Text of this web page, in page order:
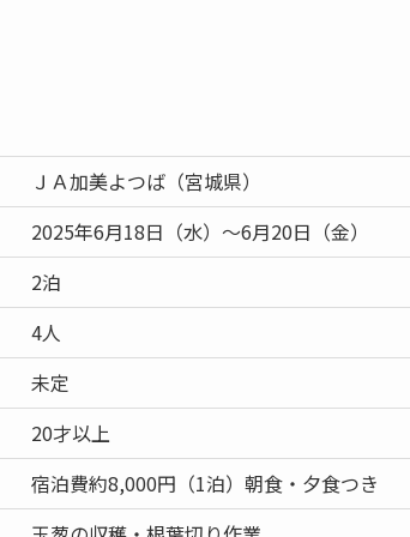
ＪＡ加美よつば（宮城県）
2025年6月18日（水）～6月20日（金）
2泊
4人
未定
20才以上
宿泊費約8,000円（1泊）朝食・夕食つき